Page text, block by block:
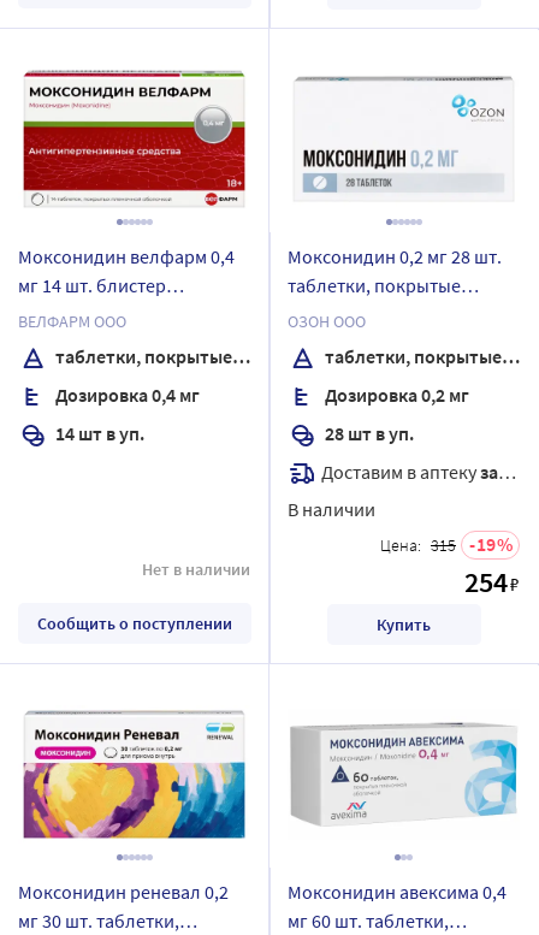
Моксонидин велфарм 0,4
мг 14 шт. блистер
таблетки, покрытые
пленочной оболочкой
ВЕЛФАРМ ООО
таблетки, покрытые пленочной оболочкой
Дозировка 0,4 мг
14 шт в уп.
Нет в наличии
Сообщить о поступлении
Моксонидин 0,2 мг 28 шт.
таблетки, покрытые
пленочной оболочкой
ОЗОН ООО
таблетки, покрытые пленочной оболочкой
Дозировка 0,2 мг
28 шт в уп.
Доставим в аптекузавтра
В наличии
Цена: 315 19
254₽
Купить
Моксонидин реневал 0,2
мг 30 шт. таблетки,
Моксонидин авексима 0,4
мг 60 шт. таблетки,